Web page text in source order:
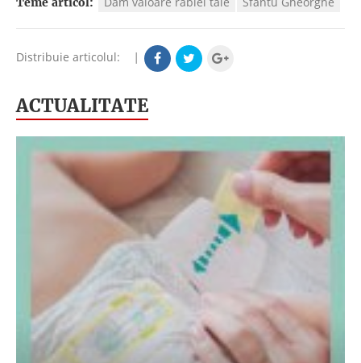
Distribuie articolul: |
ACTUALITATE